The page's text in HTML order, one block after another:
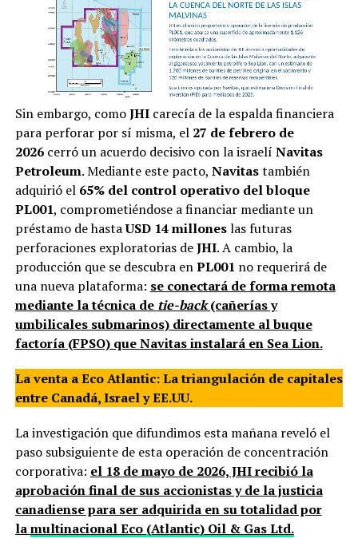
Sin embargo, comoJHIcarecía de la espalda financiera
para perforar por sí misma, el 27 de febrero de
2026cerró un acuerdo decisivo con la israelí Navitas
Petroleum. Mediante este pacto, Navitastambién
adquirió el 65% del control operativo del bloque
PL001, comprometiéndose a financiar mediante un
préstamo de hastaUSD 14 milloneslas futuras
perforaciones exploratorias deJHI. A cambio, la
producción que se descubra enPL001 no requerirá de
una nueva plataforma: se conectará de forma remota
mediante la técnica de tie-back(cañerías y
umbilicales submarinos) directamente al buque
factoría (FPSO) que Navitas instalará en Sea Lion.
La venta a Eco Atlantic: La triangulación de capitales
entre Canadá, Israel y EE.UU.
La investigación que difundimos esta mañana reveló el
paso subsiguiente de esta operación de concentración
corporativa: el 18 de mayo de 2026, JHI recibió la
aprobación final de sus accionistas y de la justicia
canadiense para ser adquirida en su totalidad por
lamultinacional Eco (Atlantic) Oil & Gas Ltd.